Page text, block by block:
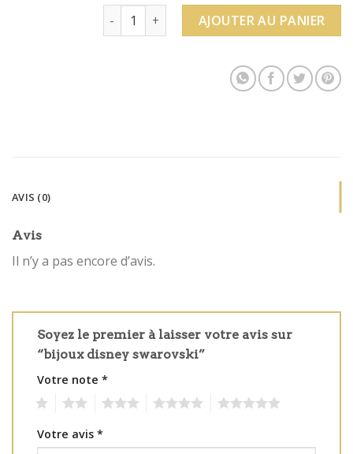
quantité de bijoux disney swarovski
AJOUTER AU PANIER
AVIS (0)
Avis
Il n’y a pas encore d’avis.
Soyez le premier à laisser votre avis sur
“bijoux disney swarovski”
Votre note *
Votre avis *